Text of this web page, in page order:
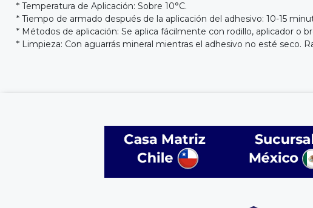
* Temperatura de Aplicación: Sobre 10°C.
* Tiempo de armado después de la aplicación del adhesivo: 10-15
* Métodos de aplicación: Se aplica fácilmente con rodillo, aplicador o
* Limpieza: Con aguarrás mineral mientras el adhesivo no esté seco.